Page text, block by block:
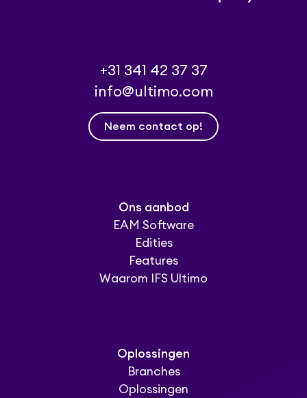
+31 341 42 37 37
info@ultimo.com
Neem contact op!
Ons aanbod
EAM Software
Edities
Features
Waarom IFS Ultimo
Oplossingen
Branches
Oplossingen